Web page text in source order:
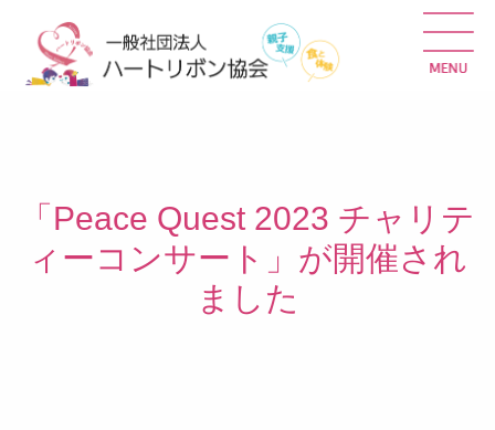
「Peace Quest 2023 チャリテ
ィーコンサート」が開催され
ました